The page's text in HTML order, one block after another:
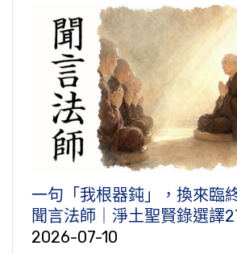
一句「我根器鈍」，換來臨
聞言法師｜淨土聖賢錄選譯
2026-07-10